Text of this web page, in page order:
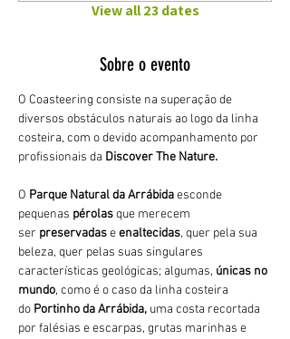
View all 23 dates
Sobre o evento
O Coasteering consiste na superação de
diversos obstáculos naturais ao logo da linha
costeira, com o devido acompanhamento por
profissionais da Discover The Nature.
O Parque Natural da Arrábida esconde
pequenas pérolas que merecem
ser preservadas e enaltecidas, quer pela sua
beleza, quer pelas suas singulares
características geológicas; algumas, únicas no
mundo, como é o caso da linha costeira
do Portinho da Arrábida, uma costa recortada
por falésias e escarpas, grutas marinhas e